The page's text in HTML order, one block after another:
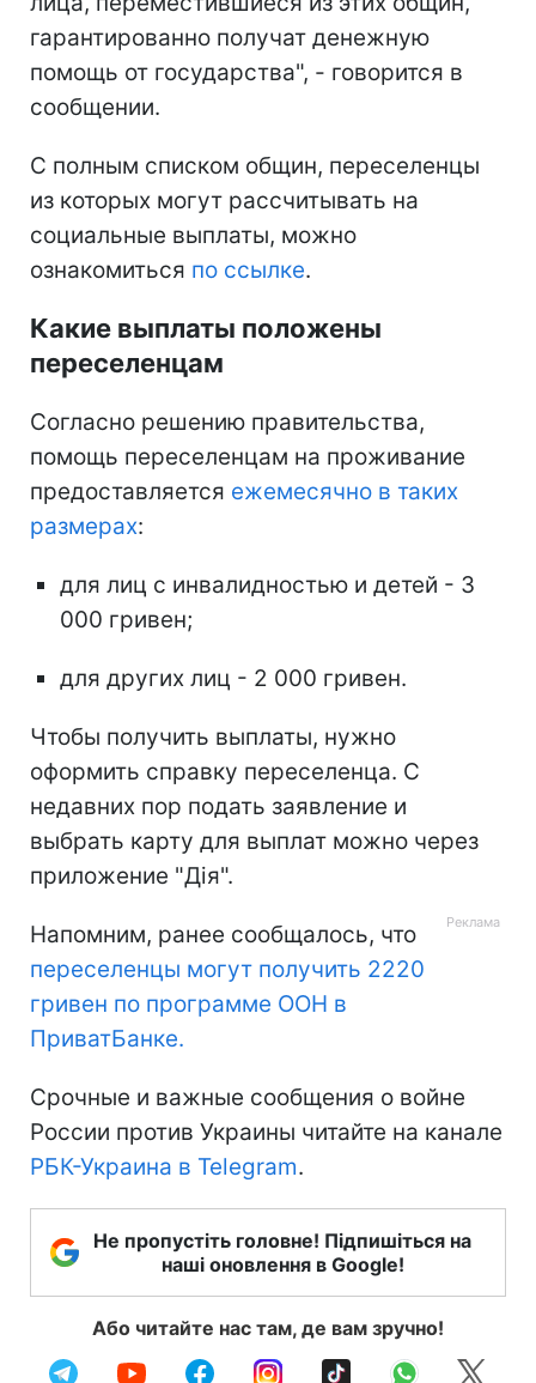
гарантированно получат денежную
помощь от государства", - говорится в
сообщении.
С полным списком общин, переселенцы
из которых могут рассчитывать на
социальные выплаты, можно
ознакомиться по ссылке.
Какие выплаты положены
переселенцам
Согласно решению правительства,
помощь переселенцам на проживание
предоставляется ежемесячно в таких
размерах:
для лиц с инвалидностью и детей - 3
000 гривен;
для других лиц - 2 000 гривен.
Чтобы получить выплаты, нужно
оформить справку переселенца. С
недавних пор подать заявление и
выбрать карту для выплат можно через
приложение "Дія".
Напомним, ранее сообщалось, что
переселенцы могут получить 2220
гривен по программе ООН в
ПриватБанке.
Срочные и важные сообщения о войне
России против Украины читайте на канале
РБК-Украина в Telegram.
Не пропустіть головне! Підпишіться на
наші оновлення в Google!
Або читайте нас там, де вам зручно!